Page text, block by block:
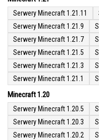
Serwery Minecraft 1.21.11
Serwery Minecraft 1.21.9
Serwery Minecraft 1.21.7
Serwery Minecraft 1.21.5
Serwery Minecraft 1.21.3
Serwery Minecraft 1.21.1
Minecraft 1.20
Serwery Minecraft 1.20.5
Serwery Minecraft 1.20.3
Serwery Minecraft 1.20.2